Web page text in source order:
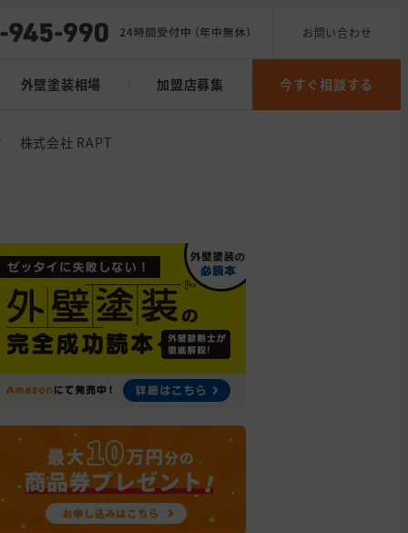
お問い合わせ
外壁塗装相場 加盟店募集 今すぐ相談する
株式会社 RAPT